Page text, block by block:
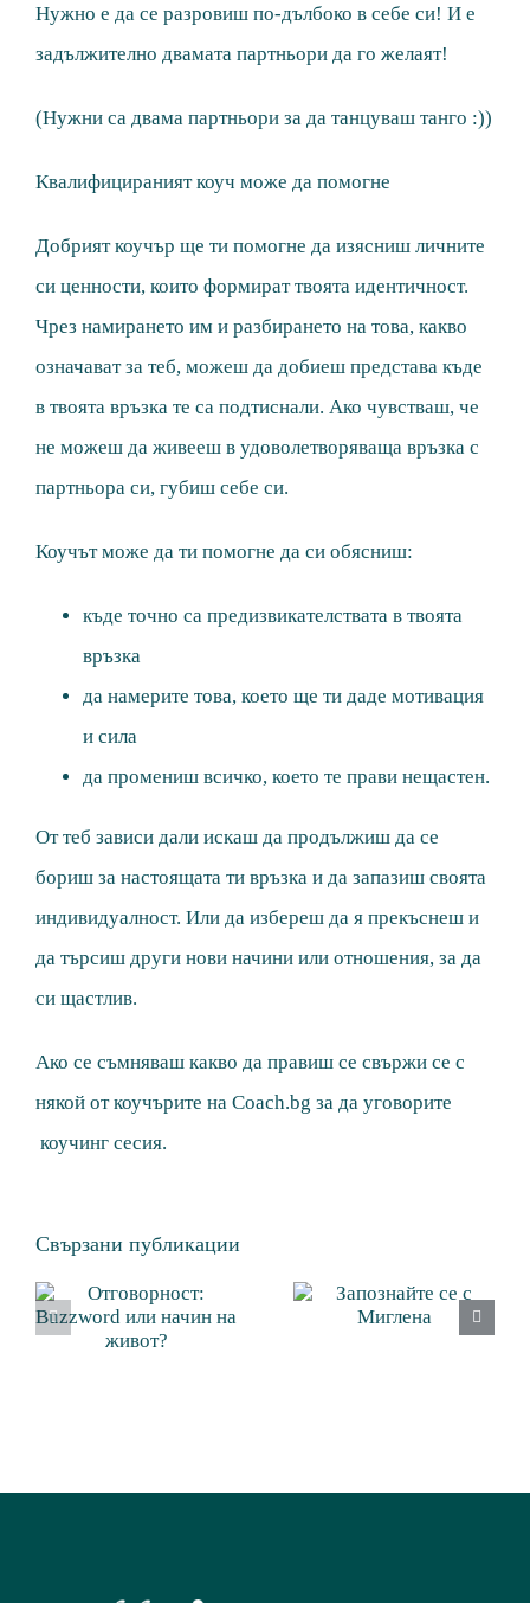
Нужно е да се разровиш по-дълбоко в себе си! И е
задължително двамата партньори да го желаят!
(Нужни са двама партньори за да танцуваш танго :))
Квалифицираният коуч може да помогне
Добрият коучър ще ти помогне да изясниш личните
си ценности, които формират твоята идентичност.
Чрез намирането им и разбирането на това, какво
означават за теб, можеш да добиеш представа къде
в твоята връзка те са подтиснали. Ако чувстваш, че
не можеш да живееш в удоволетворяваща връзка с
партньора си, губиш себе си.
Коучът може да ти помогне да си обясниш:
къде точно са предизвикателствата в твоята
връзка
да намерите това, което ще ти даде мотивация
и сила
да промениш всичко, което те прави нещастен.
От теб зависи дали искаш да продължиш да се
бориш за настоящата ти връзка и да запазиш своята
индивидуалност. Или да избереш да я прекъснеш и
да търсиш други нови начини или отношения, за да
си щастлив.
Ако се съмняваш какво да правиш се свържи се с
някой от коучърите на Coach.bg за да уговорите
коучинг сесия.
Свързани публикации
Отговорност:
Buzzword
или начин
се с